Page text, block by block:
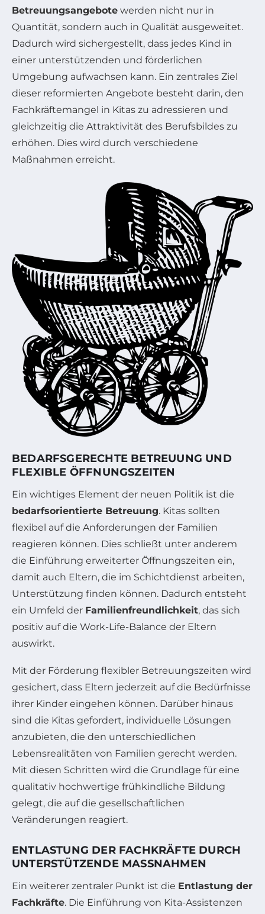
Betreuungsangebote werden nicht nur in
Quantität, sondern auch in Qualität ausgeweitet.
Dadurch wird sichergestellt, dass jedes Kind in
einer unterstützenden und förderlichen
Umgebung aufwachsen kann. Ein zentrales Ziel
dieser reformierten Angebote besteht darin, den
Fachkräftemangel in Kitas zu adressieren und
gleichzeitig die Attraktivität des Berufsbildes zu
erhöhen. Dies wird durch verschiedene
Maßnahmen erreicht.
BEDARFSGERECHTE BETREUUNG UND
FLEXIBLE ÖFFNUNGSZEITEN
Ein wichtiges Element der neuen Politik ist die
bedarfsorientierte Betreuung. Kitas sollten
flexibel auf die Anforderungen der Familien
reagieren können. Dies schließt unter anderem
die Einführung erweiterter Öffnungszeiten ein,
damit auch Eltern, die im Schichtdienst arbeiten,
Unterstützung finden können. Dadurch entsteht
ein Umfeld der Familienfreundlichkeit, das sich
positiv auf die Work-Life-Balance der Eltern
auswirkt.
Mit der Förderung flexibler Betreuungszeiten wird
gesichert, dass Eltern jederzeit auf die Bedürfnisse
ihrer Kinder eingehen können. Darüber hinaus
sind die Kitas gefordert, individuelle Lösungen
anzubieten, die den unterschiedlichen
Lebensrealitäten von Familien gerecht werden.
Mit diesen Schritten wird die Grundlage für eine
qualitativ hochwertige frühkindliche Bildung
gelegt, die auf die gesellschaftlichen
Veränderungen reagiert.
ENTLASTUNG DER FACHKRÄFTE DURCH
UNTERSTÜTZENDE MASSNAHMEN
Ein weiterer zentraler Punkt ist die Entlastung der
Fachkräfte. Die Einführung von Kita-Assistenzen